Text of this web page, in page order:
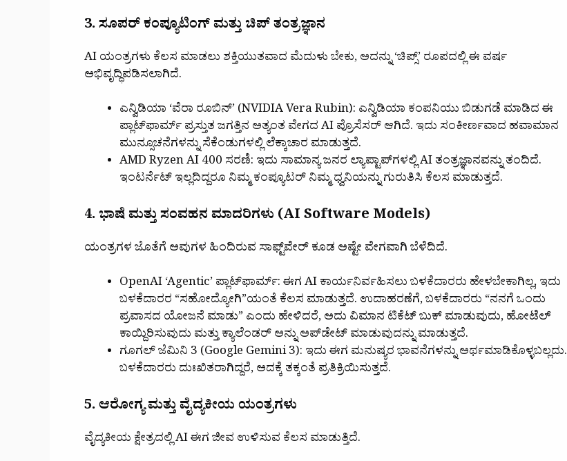
3. ಸೂಪರ್ ಕಂಪ್ಯೂಟಿಂಗ್ ಮತ್ತು ಚಿಪ್ ತಂತ್ರಜ್ಞಾನ
AI ಯಂತ್ರಗಳು ಕೆಲಸ ಮಾಡಲು ಶಕ್ತಿಯುತವಾದ ಮೆದುಳು ಬೇಕು, ಅದನ್ನು ‘ಚಿಪ್ಸ್’ ರೂಪದಲ್ಲಿ ಈ ವರ್ಷ
ಅಭಿವೃದ್ಧಿಪಡಿಸಲಾಗಿದೆ.
ಎನ್ವಿಡಿಯಾ ‘ವೆರಾ ರೂಬಿನ್’ (NVIDIA Vera Rubin): ಎನ್ವಿಡಿಯಾ ಕಂಪನಿಯು ಬಿಡುಗಡೆ ಮಾಡಿದ ಈ
ಪ್ಲಾಟ್‌ಫಾರ್ಮ್ ಪ್ರಸ್ತುತ ಜಗತ್ತಿನ ಅತ್ಯಂತ ವೇಗದ AI ಪ್ರೊಸೆಸರ್ ಆಗಿದೆ. ಇದು ಸಂಕೀರ್ಣವಾದ ಹವಾಮಾನ
ಮುನ್ಸೂಚನೆಗಳನ್ನು ಸೆಕೆಂಡುಗಳಲ್ಲಿ ಲೆಕ್ಕಾಚಾರ ಮಾಡುತ್ತದೆ.
AMD Ryzen AI 400 ಸರಣಿ: ಇದು ಸಾಮಾನ್ಯ ಜನರ ಲ್ಯಾಪ್ಟಾಪ್‌ಗಳಲ್ಲಿ AI ತಂತ್ರಜ್ಞಾನವನ್ನು ತಂದಿದೆ.
ಇಂಟರ್ನೆಟ್ ಇಲ್ಲದಿದ್ದರೂ ನಿಮ್ಮ ಕಂಪ್ಯೂಟರ್ ನಿಮ್ಮ ಧ್ವನಿಯನ್ನು ಗುರುತಿಸಿ ಕೆಲಸ ಮಾಡುತ್ತದೆ.
4. ಭಾಷೆ ಮತ್ತು ಸಂವಹನ ಮಾದರಿಗಳು (AI Software Models)
ಯಂತ್ರಗಳ ಜೊತೆಗೆ ಅವುಗಳ ಹಿಂದಿರುವ ಸಾಫ್ಟ್‌ವೇರ್ ಕೂಡ ಅಷ್ಟೇ ವೇಗವಾಗಿ ಬೆಳೆದಿದೆ.
OpenAI ‘Agentic’ ಪ್ಲಾಟ್‌ಫಾರ್ಮ್: ಈಗ AI ಕಾರ್ಯನಿರ್ವಹಿಸಲು ಬಳಕೆದಾರರು ಹೇಳಬೇಕಾಗಿಲ್ಲ, ಇದು
ಬಳಕೆದಾರರ “ಸಹೋದ್ಯೋಗಿ”ಯಂತೆ ಕೆಲಸ ಮಾಡುತ್ತದೆ. ಉದಾಹರಣೆಗೆ, ಬಳಕೆದಾರರು “ನನಗೆ ಒಂದು
ಪ್ರವಾಸದ ಯೋಜನೆ ಮಾಡು” ಎಂದು ಹೇಳಿದರೆ, ಅದು ವಿಮಾನ ಟಿಕೆಟ್ ಬುಕ್ ಮಾಡುವುದು, ಹೋಟೆಲ್
ಕಾಯ್ದಿರಿಸುವುದು ಮತ್ತು ಕ್ಯಾಲೆಂಡರ್ ಅನ್ನು ಅಪ್‌ಡೇಟ್ ಮಾಡುವುದನ್ನು ಮಾಡುತ್ತದೆ.
ಗೂಗಲ್ ಜೆಮಿನಿ 3 (Google Gemini 3): ಇದು ಈಗ ಮನುಷ್ಯರ ಭಾವನೆಗಳನ್ನು ಅರ್ಥಮಾಡಿಕೊಳ್ಳಬಲ್ಲದು.
ಬಳಕೆದಾರರು ದುಃಖಿತರಾಗಿದ್ದರೆ, ಅದಕ್ಕೆ ತಕ್ಕಂತೆ ಪ್ರತಿಕ್ರಿಯಿಸುತ್ತದೆ.
5. ಆರೋಗ್ಯ ಮತ್ತು ವೈದ್ಯಕೀಯ ಯಂತ್ರಗಳು
ವೈದ್ಯಕೀಯ ಕ್ಷೇತ್ರದಲ್ಲಿ AI ಈಗ ಜೀವ ಉಳಿಸುವ ಕೆಲಸ ಮಾಡುತ್ತಿದೆ.